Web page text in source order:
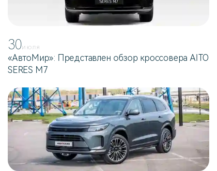
30ИЮЛЯ
«АвтоМир»: Представлен обзор кроссовера AITO
SERES M7